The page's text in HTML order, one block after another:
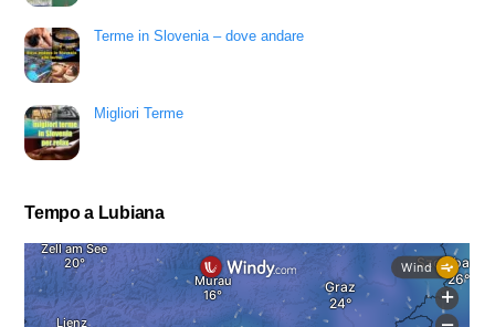
Terme in Slovenia – dove andare
Migliori Terme
Tempo a Lubiana